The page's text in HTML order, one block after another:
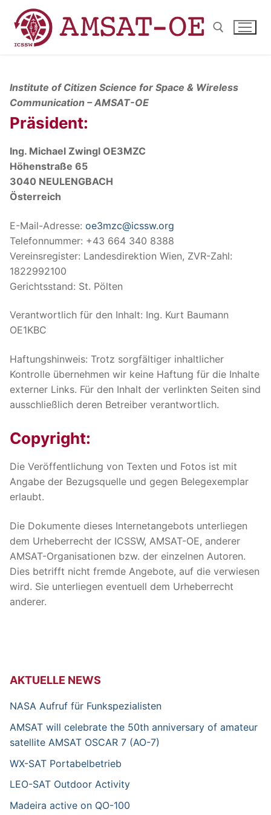
content
Institute of Citizen Science for Space & Wireless
Communication – AMSAT-OE
Präsident:
Ing. Michael Zwingl OE3MZC
Höhenstraße 65
3040 NEULENGBACH
Österreich
E-Mail-Adresse: oe3mzc@icssw.org
Telefonnummer: +43 664 340 8388
Vereinsregister: Landesdirektion Wien, ZVR-Zahl:
1822992100
Gerichtsstand: St. Pölten
Verantwortlich für den Inhalt: Ing. Kurt Baumann
OE1KBC
Haftungshinweis: Trotz sorgfältiger inhaltlicher
Kontrolle übernehmen wir keine Haftung für die Inhalte
externer Links. Für den Inhalt der verlinkten Seiten sind
ausschließlich deren Betreiber verantwortlich.
Copyright:
Die Veröffentlichung von Texten und Fotos ist mit
Angabe der Bezugsquelle und gegen Belegexemplar
erlaubt.
Die Dokumente dieses Internetangebots unterliegen
dem Urheberrecht der ICSSW, AMSAT-OE, anderer
AMSAT-Organisationen bzw. der einzelnen Autoren.
Dies betrifft nicht fremde Angebote, auf die verwiesen
wird. Sie unterliegen eventuell dem Urheberrecht
anderer.
AKTUELLE NEWS
NASA Aufruf für Funkspezialisten
AMSAT will celebrate the 50th anniversary of amateur
satellite AMSAT OSCAR 7 (AO-7)
WX-SAT Portabelbetrieb
LEO-SAT Outdoor Activity
Madeira active on QO-100